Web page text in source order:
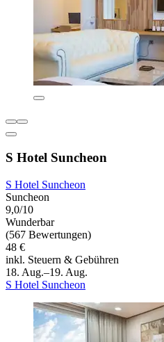
S Hotel Suncheon
S Hotel Suncheon
Suncheon
9,0/10
Wunderbar
(567 Bewertungen)
48 €
inkl. Steuern & Gebühren
18. Aug.–19. Aug.
S Hotel Suncheon